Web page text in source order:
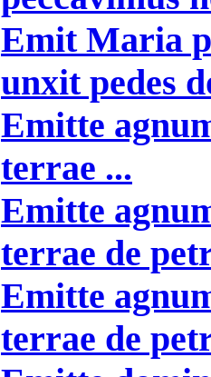
Emit Maria
unxit pedes
Emitte
terrae ...
Emitte
terrae de
Emitte
terrae de